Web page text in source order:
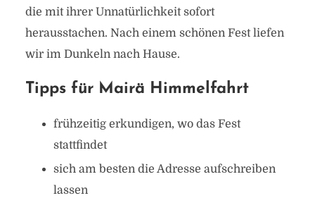
vonHeide inGriechenland,Symi
28. Oktober 2017
3 Minuten zu lesen
Kommentar hinzufügen
die mit ihrer Unnatürlichkeit sofort
herausstachen. Nach einem schönen Fest liefen
wir im Dunkeln nach Hause.
Tipps für Mairä Himmelfahrt
frühzeitig erkundigen, wo das Fest
stattfindet
sich am besten die Adresse aufschreiben
lassen